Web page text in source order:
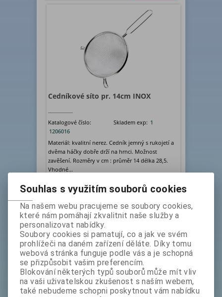
Cedníkové síto pr. 14cm INOX
Katalogové číslo:
1206016
Skladem exp: 1
Materiál: kvalitní nerez. Cedník jemný s rukojetí a
dvěma háčky dobře drží na hrnci. Možnost
zavěšení. Rozměry v cm : průměr 14 délka 28,5.
Vhodné...
Souhlas s využitím souborů cookies
Na našem webu pracujeme se soubory cookies,
které nám pomáhají zkvalitnit naše služby a
personalizovat nabídky.
Soubory cookies si pamatují, co a jak ve svém
prohlížeči na daném zařízení děláte. Díky tomu
webová stránka funguje podle vás a je schopná
se přizpůsobit vašim preferencím.
Blokování některých typů souborů může mít vliv
na vaši uživatelskou zkušenost s naším webem,
také nebudeme schopni poskytnout vám nabídku